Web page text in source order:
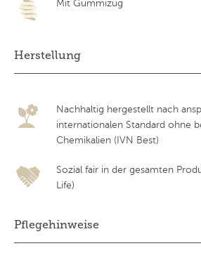
Mit Gummizug
Herstellung
Nachhaltig hergestellt nach
internationalen Standard ohne
Chemikalien (IVN Best)
Sozial fair in der gesamten
Life)
Pflegehinweise